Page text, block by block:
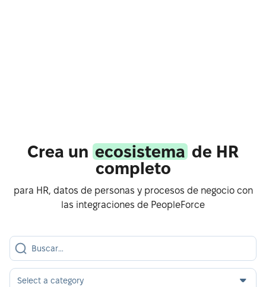
Crea un ecosistema de HR
completo
para HR, datos de personas y procesos de negocio con
las integraciones de PeopleForce
Select a category